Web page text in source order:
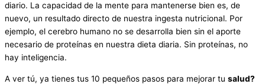
diario. La capacidad de la mente para mantenerse bien es, de
nuevo, un resultado directo de nuestra ingesta nutricional. Por
ejemplo, el cerebro humano no se desarrolla bien sin el aporte
necesario de proteínas en nuestra dieta diaria. Sin proteínas, no
hay inteligencia.
A ver tú, ya tienes tus 10 pequeños pasos para mejorar tu salud?